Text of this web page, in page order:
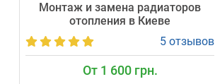
Монтаж и замена радиаторов
отопления в Киеве
5 отзывов
От 1 600 грн.